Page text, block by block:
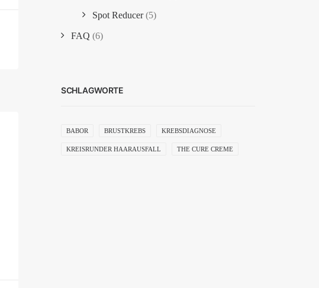
Spot Reducer(5)
FAQ (6)
SCHLAGWORTE
BABOR BRUSTKREBS KREBSDIAGNOSE
KREISRUNDER HAARAUSFALL THE CURE CREME